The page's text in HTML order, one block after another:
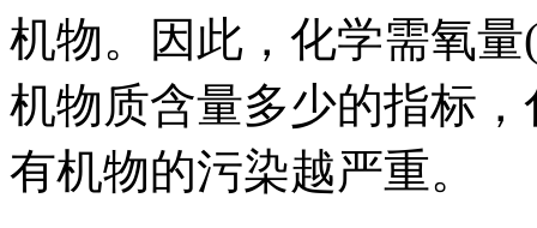
机物。因此，化学需氧
机物质含量多少的指标
有机物的污染越严重。